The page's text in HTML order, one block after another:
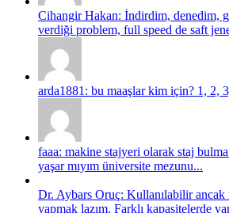
Cihangir Hakan: İndirdim, denedim,
verdiği problem, full speed de saft
arda1881: bu maaşlar kim için? 1, 2,
faaa: makine stajyeri olarak staj
yaşar mıyım üniversite mezunu...
Dr. Aybars Oruç: Kullanılabilir ancak
yapmak lazım. Farklı kapasitelerde